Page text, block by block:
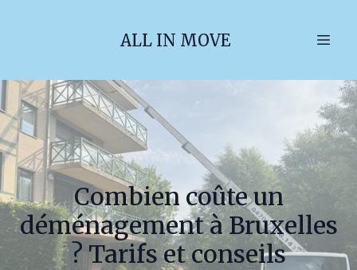
ALL IN MOVE
Combien coûte un
déménagement à Bruxelles
? Tarifs et conseils